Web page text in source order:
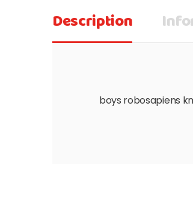
Description
boys robosapiens